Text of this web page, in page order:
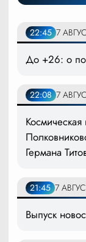
22:45 7
До +26: о
22:08 7
Германа
21:45 7
Выпуск